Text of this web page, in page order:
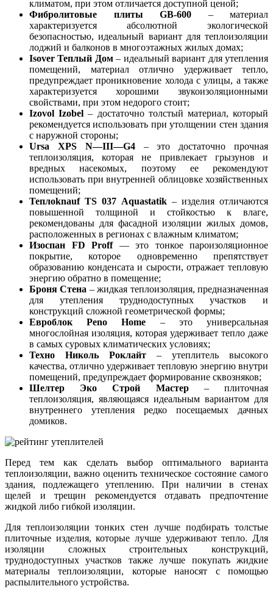
климатом, при этом отличается доступной ценой;
Фибролитовые плиты GB-600 – материал
характеризуется абсолютной экологической
безопасностью, идеальный вариант для теплоизоляции
лоджий и балконов в многоэтажных жилых домах;
Isover Теплый Дом– идеальный вариант для утепления
помещений, материал отлично удерживает тепло,
предупреждает проникновение холода с улицы, а также
характеризуется хорошими звукоизоляционными
свойствами, при этом недорого стоит;
Izovol Izobel – достаточно толстый материал, который
рекомендуется использовать при утолщении стен здания
с наружной стороны;
Ursa
XPS N—III—G4– это достаточно прочная
теплоизоляция, которая не привлекает грызунов и
вредных насекомых, поэтому ее рекомендуют
использовать при внутренней облицовке хозяйственных
помещений;
Теплоknauf ТS 037 Aquastatik– изделия отличаются
повышенной толщиной и стойкостью к влаге,
рекомендованы для фасадной изоляции жилых домов,
расположенных в регионах с влажным климатом;
Изоспан FD Proff— это тонкое пароизоляционное
покрытие, которое одновременно препятствует
образованию конденсата и сырости, отражает тепловую
энергию обратно в помещение;
Броня Стена – жидкая теплоизоляция, предназначенная
для утепления труднодоступных участков и
конструкций сложной геометрической формы;
Евроблок Peno Home – это универсальная
многослойная изоляция, которая удерживает тепло даже
в самых суровых климатических условиях;
Техно Николь Роклайт – утеплитель высокого
качества, отлично удерживает тепловую энергию внутри
помещений, предупреждает формирование сквозняков;
Шелтер Эко Строй Мастер– плиточная
теплоизоляция, являющаяся идеальным вариантом для
внутреннего утепления редко посещаемых дачных
домиков.
Перед тем как сделать выбор оптимального варианта
теплоизоляции, важно оценить техническое состояние самого
здания, подлежащего утеплению. При наличии в стенах
щелей и трещин рекомендуется отдавать предпочтение
жидкой либо гибкой изоляции.
Для теплоизоляции тонких стен лучше подбирать толстые
плиточные изделия, которые лучше удерживают тепло. Для
изоляции сложных строительных конструкций,
труднодоступных участков также лучше покупать жидкие
материалы теплоизоляции, которые наносят с помощью
распылительного устройства.